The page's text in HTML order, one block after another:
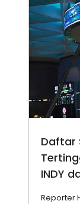
Daftar
INDY
Reporter